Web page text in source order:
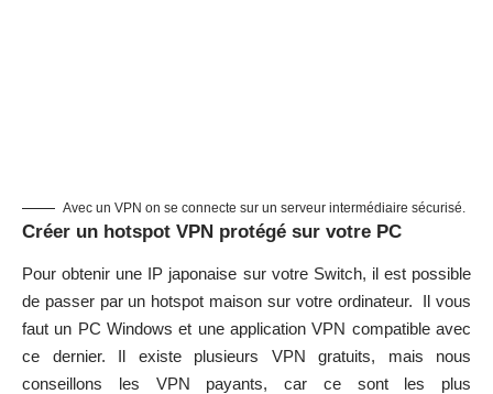
Avec un VPN on se connecte sur un serveur intermédiaire sécurisé.
Créer un hotspot VPN protégé sur votre PC
Pour obtenir une IP japonaise sur votre Switch, il est possible
de passer par un hotspot maison sur votre ordinateur. Il vous
faut un PC Windows et une application VPN compatible avec
ce dernier. Il existe plusieurs VPN gratuits, mais nous
conseillons les VPN payants, car ce sont les plus